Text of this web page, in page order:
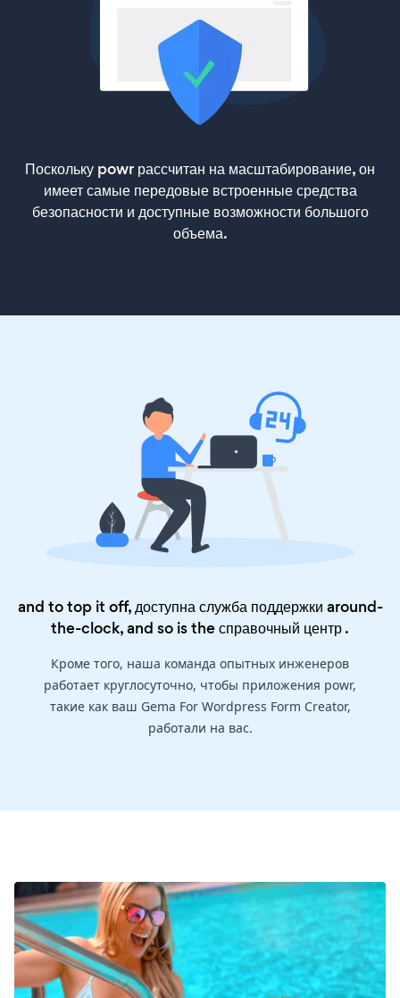
Поскольку powr рассчитан на масштабирование, он
имеет самые передовые встроенные средства
безопасности и доступные возможности большого
объема.
and to top it off, доступна служба поддержки around-
the-clock, and so is theсправочный центр.
Кроме того, наша команда опытных инженеров
работает круглосуточно, чтобы приложения powr,
такие как ваш Gema For Wordpress Form Creator,
работали на вас.